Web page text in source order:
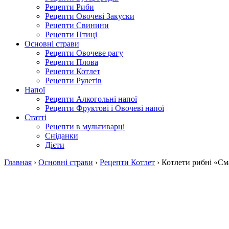
Рецепти Риби
Рецепти Овочеві Закуски
Рецепти Свинини
Рецепти Птиці
Основні страви
Рецепти Овочеве рагу
Рецепти Плова
Рецепти Котлет
Рецепти Рулетів
Напої
Рецепти Алкогольні напої
Рецепти Фруктові і Овочеві напої
Статті
Рецепти в мультиварці
Сніданки
Дієти
Главная › Основні страви › Рецепти Котлет › Котлети рибні